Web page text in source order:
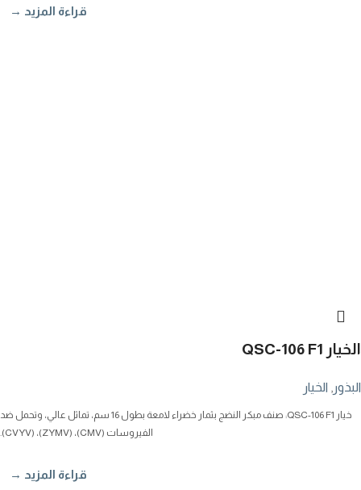
قراءة المزيد →
الخيار QSC-106 F1
البذور الخيار
خيار QSC-106 F1: صنف مبكر النضج بثمار خضراء لامعة بطول 16 سم، تماثل عالي، وتحمل ضد
الفيروسات (CMV)، (ZYMV)، (CVYV).
قراءة المزيد →